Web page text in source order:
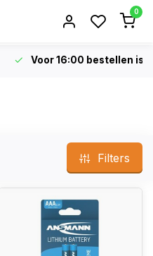
0
Voor 16:00 bestellen is
Filters